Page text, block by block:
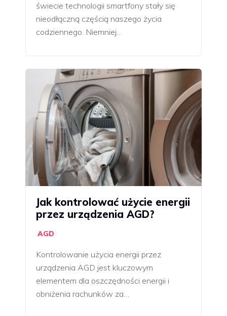
świecie technologii smartfony stały się
nieodłączną częścią naszego życia
codziennego. Niemniej…
Jak kontrolować użycie energii
przez urządzenia AGD?
AGD
Kontrolowanie użycia energii przez
urządzenia AGD jest kluczowym
elementem dla oszczędności energii i
obniżenia rachunków za…